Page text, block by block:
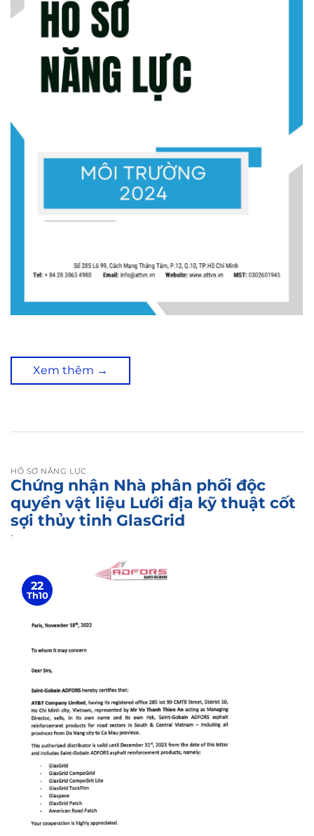
Xem thêm →
HỒ SƠ NĂNG LỰC
Chứng nhận Nhà phân phối độc
quyền vật liệu Lưới địa kỹ thuật cốt
sợi thủy tinh GlasGrid
-
22
Th10